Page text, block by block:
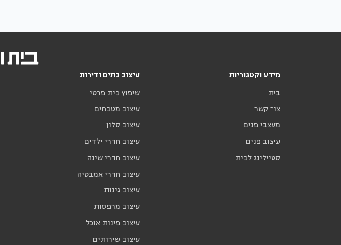
מידע וקטגוריות
בית
צור קשר
מעצבי פנים
עיצוב פנים
סטיילינג לבית
עיצוב בתים ודירות
שיפוץ בית פרטי
עיצוב מטבחים
עיצוב סלון
עיצוב חדרי ילדים
עיצוב חדרי שינה
עיצוב חדרי אמבטיה
עיצוב גינות
עיצוב מרפסות
עיצוב פינות אוכל
עיצוב שירותים